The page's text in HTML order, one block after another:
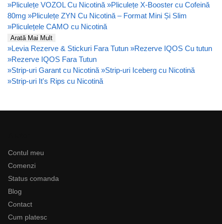
»Pliculețe VOZOL Cu Nicotină »Pliculețe X-Booster cu Cofeină
80mg »Pliculețe ZYN Cu Nicotină – Format Mini Și Slim
»Pliculețele CAMO cu Nicotină
Arată Mai Mult
»Levia Rezerve & Stickuri Fara Tutun »Rezerve IQOS Cu tutun
»Rezerve IQOS Fara Tutun
»Strip-uri Garant cu Nicotină »Strip-uri Iceberg cu Nicotină
»Strip-uri It's Rips cu Nicotină
Contul meu
Comenzi
Status comanda
Blog
Contact
Cum platesc